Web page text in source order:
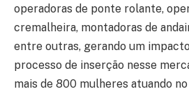
operadoras de ponte rolante,
cremalheira, montadoras de
entre outras, gerando um
processo de inserção nesse
mais de 800 mulheres atuando